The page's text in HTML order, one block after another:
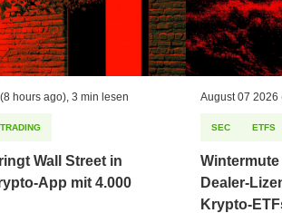
(8 hours ago) 3 min lesen
TRADING
Wall Street in
App mit 4.000
August 07 2026
SEC ETFS
Dealer-
Krypto-